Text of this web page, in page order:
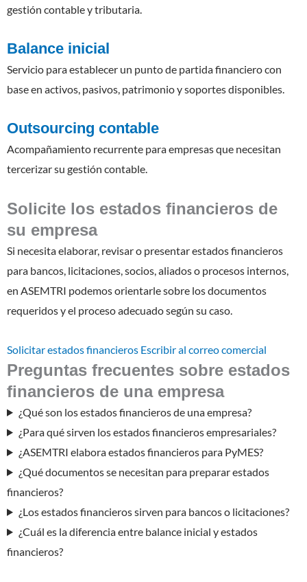
gestión contable y tributaria.
Balance inicial
Servicio para establecer un punto de partida financiero con
base en activos, pasivos, patrimonio y soportes disponibles.
Outsourcing contable
Acompañamiento recurrente para empresas que necesitan
tercerizar su gestión contable.
Solicite los estados financieros de
su empresa
Si necesita elaborar, revisar o presentar estados financieros
para bancos, licitaciones, socios, aliados o procesos internos,
en ASEMTRI podemos orientarle sobre los documentos
requeridos y el proceso adecuado según su caso.
Solicitar estados financieros Escribir al correo comercial
Preguntas frecuentes sobre estados
financieros de una empresa
¿Qué son los estados financieros de una empresa?
¿Para qué sirven los estados financieros empresariales?
¿ASEMTRI elabora estados financieros para PyMES?
¿Qué documentos se necesitan para preparar estados
financieros?
¿Los estados financieros sirven para bancos o licitaciones?
¿Cuál es la diferencia entre balance inicial y estados
financieros?